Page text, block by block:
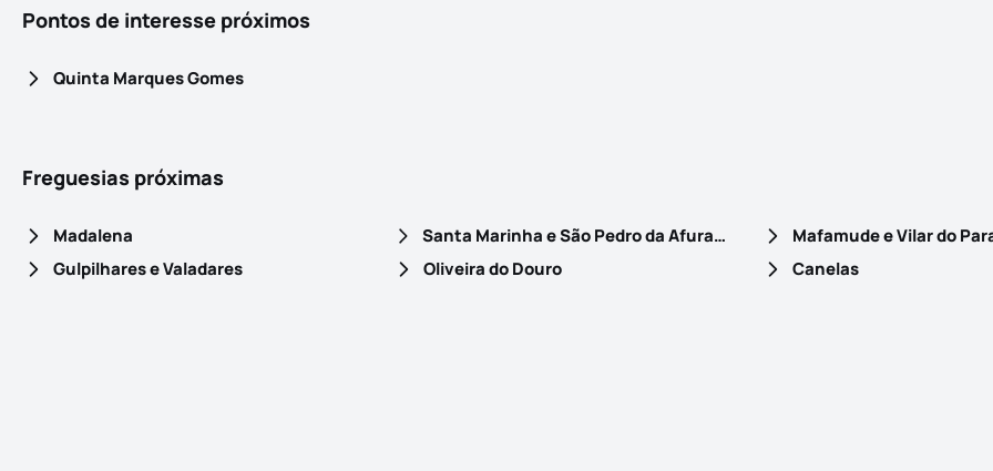
Pontos de interesse próximos
Quinta Marques Gomes
Freguesias próximas
Madalena Santa Marinha e São Pedro da Afurada
Mafamude e Vilar do
Gulpilhares e Valadares
Oliveira do Douro Canelas